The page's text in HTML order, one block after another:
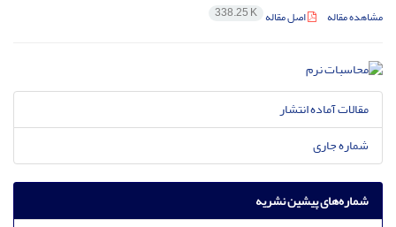
مشاهده مقاله اصل مقاله 338.25 K
مقالات آماده انتشار
شماره جاری
شماره‌های پیشین نشریه